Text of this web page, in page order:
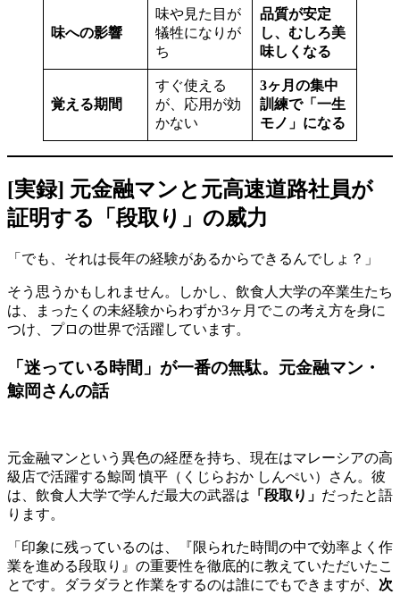
味への影響
味や見た目が
犠牲になりが
ち
品質が安定
し、むしろ美
味しくなる
覚える期間
すぐ使える
が、応用が効
かない
3ヶ月の集中
訓練で「一生
モノ」になる
[実録] 元金融マンと元高速道路社員が
証明する「段取り」の威力
「でも、それは長年の経験があるからできるんでしょ？」
そう思うかもしれません。しかし、飲食人大学の卒業生たち
は、まったくの未経験からわずか3ヶ月でこの考え方を身に
つけ、プロの世界で活躍しています。
「迷っている時間」が一番の無駄。元金融マン・
鯨岡さんの話
元金融マンという異色の経歴を持ち、現在はマレーシアの高
級店で活躍する鯨岡 慎平（くじらおか しんぺい）さん。彼
は、飲食人大学で学んだ最大の武器は 「段取り」 だったと語
ります。
「印象に残っているのは、『限られた時間の中で効率よく作
業を進める段取り』の重要性を徹底的に教えていただいたこ
とです。ダラダラと作業をするのは誰にでもできますが、 次